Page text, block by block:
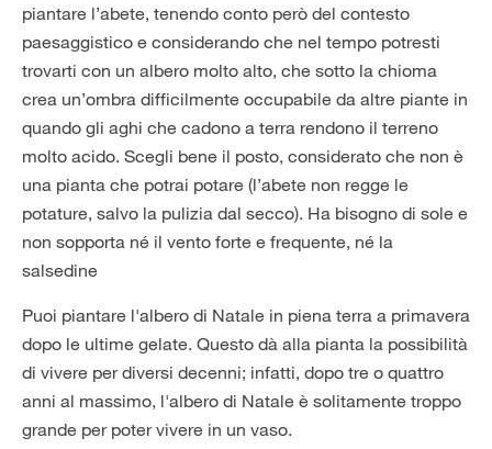
piantare l’abete, tenendo conto però del contesto
paesaggistico e considerando che nel tempo potresti
trovarti con un albero molto alto, che sotto la chioma
crea un’ombra difficilmente occupabile da altre piante in
quando gli aghi che cadono a terra rendono il terreno
molto acido. Scegli bene il posto, considerato che non è
una pianta che potrai potare (l’abete non regge le
potature, salvo la pulizia dal secco). Ha bisogno di sole e
non sopporta né il vento forte e frequente, né la
salsedine
Puoi piantare l'albero di Natale in piena terra a primavera
dopo le ultime gelate. Questo dà alla pianta la possibilità
di vivere per diversi decenni; infatti, dopo tre o quattro
anni al massimo, l'albero di Natale è solitamente troppo
grande per poter vivere in un vaso.